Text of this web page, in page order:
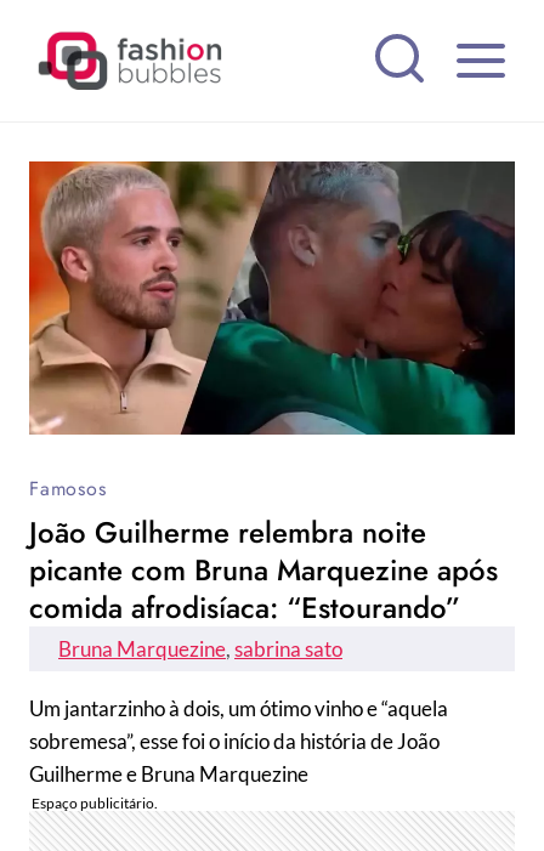
Famosos
João Guilherme relembra noite
picante com Bruna Marquezine após
comida afrodisíaca: “Estourando”
Bruna Marquezine, sabrina sato
Um jantarzinho à dois, um ótimo vinho e “aquela
sobremesa”, esse foi o início da história de João
Guilherme e Bruna Marquezine